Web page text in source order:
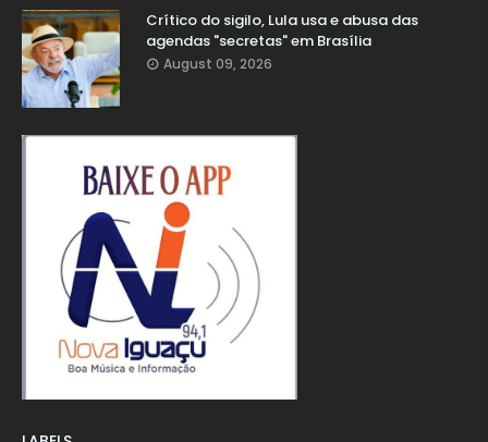
Crítico do sigilo, Lula usa e abusa das
agendas "secretas" em Brasília
August 09, 2026